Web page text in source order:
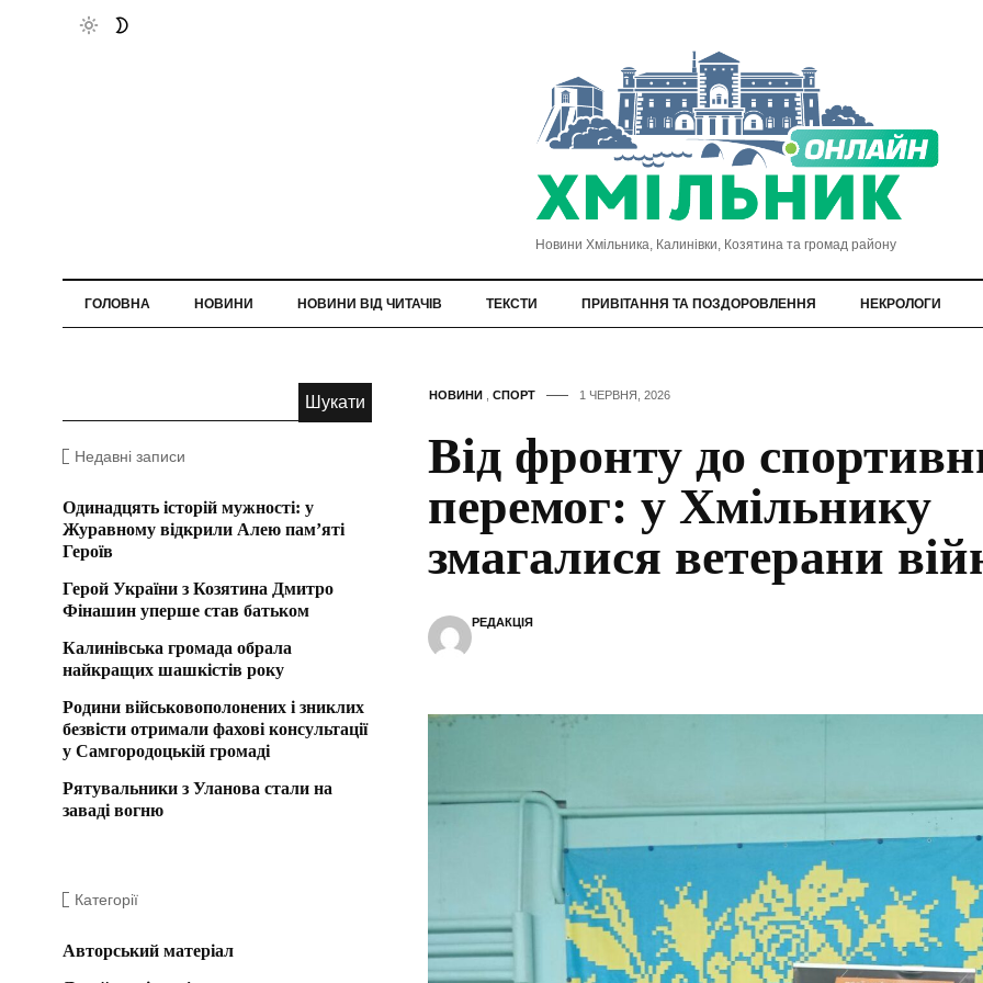
Новини Хмільника, Калинівки, Козятина та громад району
ГОЛОВНА НОВИНИ НОВИНИ ВІД ЧИТАЧІВ ТЕКСТИ ПРИВІТАННЯ ТА ПОЗДОРОВЛЕННЯ НЕКРОЛОГИ
НОВИНИ, СПОРТ 1 ЧЕРВНЯ, 2026
Від фронту до
перемог: у Хмільнику
змагалися ветерани
РЕДАКЦІЯ
Недавні записи
Одинадцять історій мужності: у
Журавному відкрили Алею пам’яті
Героїв
Герой України з Козятина Дмитро
Фінашин уперше став батьком
Калинівська громада обрала
найкращих шашкістів року
Родини військовополонених і зниклих
безвісти отримали фахові консультації
у Самгородоцькій громаді
Рятувальники з Уланова стали на
заваді вогню
Категорії
Авторський матеріал